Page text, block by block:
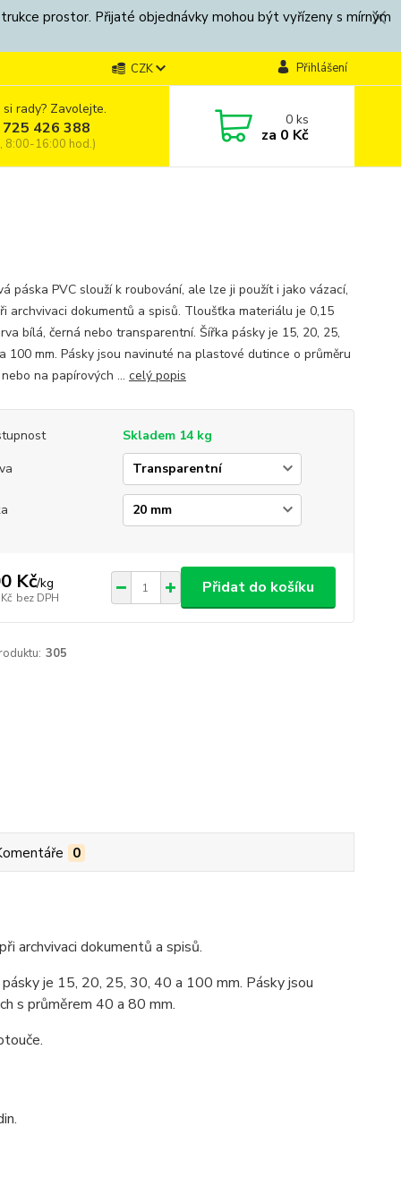
prostor. Přijaté objednávky mohou být vyřízeny s mírným
CZK Přihlášení
rady? Zavolejte.
426 388
8:00-16:00 hod.)
0ks
za 0 Kč
páska PVC slouží k roubování, ale lze ji použít i jako vázací,
archvivaci dokumentů a spisů. Tloušťka materiálu je 0,15
bílá, černá nebo transparentní. Šířka pásky je 15, 20, 25,
100 mm. Pásky jsou navinuté na plastové dutince o průměru
na papírových ... celý popis
Skladem 14 kg
Kč/kg
bez DPH
Přidat do košíku
305
0
archvivaci dokumentů a spisů.
je 15, 20, 25, 30, 40 a 100 mm. Pásky jsou
s průměrem 40 a 80 mm.